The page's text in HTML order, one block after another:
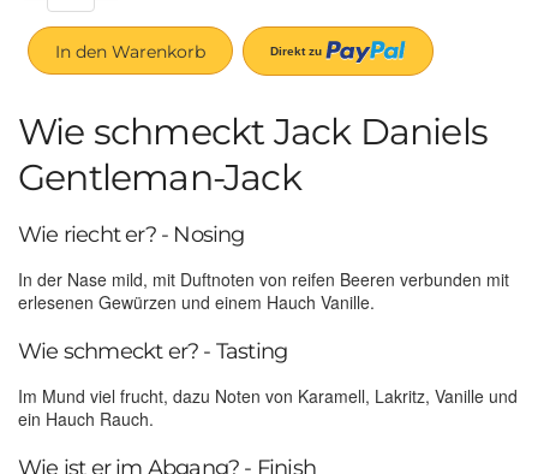
In den Warenkorb
Wie schmeckt Jack Daniels
Gentleman-Jack
Wie riecht er? - Nosing
In der Nase mild, mit Duftnoten von reifen Beeren verbunden mit
erlesenen Gewürzen und einem Hauch Vanille.
Wie schmeckt er? - Tasting
Im Mund viel frucht, dazu Noten von Karamell, Lakritz, Vanille und
ein Hauch Rauch.
Wie ist er im Abgang? - Finish